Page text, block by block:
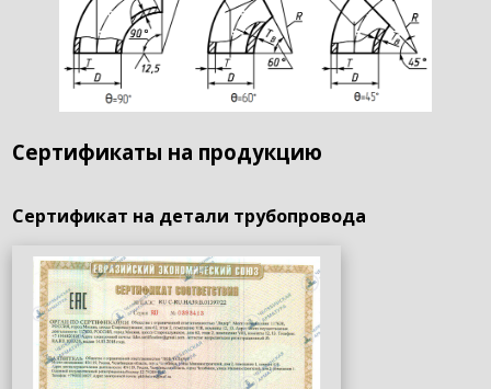
Сертификаты на продукцию
Сертификат на детали трубопровода